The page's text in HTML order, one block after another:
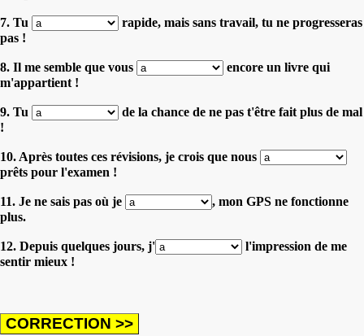
7. Tu
rapide, mais sans travail, tu ne progresseras
pas !
8. Il me semble que vous
encore un livre qui
m'appartient !
9. Tu
de la chance de ne pas t'être fait plus de mal
!
10. Après toutes ces révisions, je crois que nous
prêts pour l'examen !
11. Je ne sais pas où je
, mon GPS ne fonctionne
plus.
12. Depuis quelques jours, j'
l'impression de me
sentir mieux !